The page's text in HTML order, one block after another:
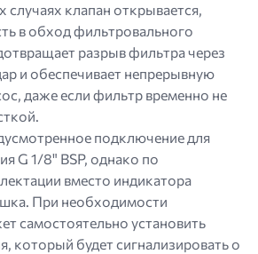
случаях клапан открывается,
в обход фильтровального
разрыв фильтра через
и обеспечивает непрерывную
даже если фильтр временно не
подключение для
G 1/8" BSP, однако по
вместо индикатора
При необходимости
самостоятельно установить
который будет сигнализировать о